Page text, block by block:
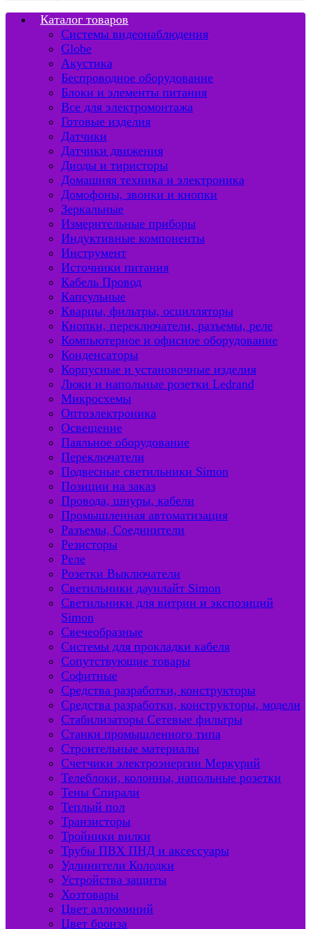
Каталог товаров
Системы видеонаблюдения
Globe
Акустика
Беспроводное оборудование
Блоки и элементы питания
Все для электромонтажа
Готовые изделия
Датчики
Датчики движения
Диоды и тиристоры
Домашняя техника и электроника
Домофоны, звонки и кнопки
Зеркальные
Измерительные приборы
Индуктивные компоненты
Инструмент
Источники питания
Кабель Провод
Капсульные
Кварцы, фильтры, осцилляторы
Кнопки, переключатели, разъемы, реле
Компьютерное и офисное оборудование
Конденсаторы
Корпусные и установочные изделия
Люки и напольные розетки Ledrand
Микросхемы
Оптоэлектроника
Освещение
Паяльное оборудование
Переключатели
Подвесные светильники Simon
Позиции на заказ
Провода, шнуры, кабели
Промышленная автоматизация
Разъемы, Соединители
Резисторы
Реле
Розетки Выключатели
Светильники даунлайт Simon
Светильники для витрин и экспозиций
Simon
Свечеобразные
Системы для прокладки кабеля
Сопутствующие товары
Софитные
Средства разработки, конструкторы
Средства разработки, конструкторы, модели
Стабилизаторы Сетевые фильтры
Станки промышленного типа
Строительные материалы
Счетчики электроэнергии Меркурий
Телеблоки, колонны, напольные розетки
Тены Спирали
Теплый пол
Транзисторы
Тройники вилки
Трубы ПВХ ПНД и аксессуары
Удлинители Колодки
Устройства защиты
Хозтовары
Цвет аллюминий
Цвет бронза